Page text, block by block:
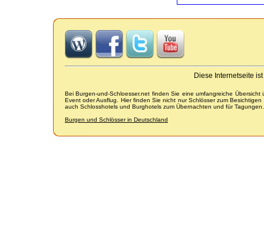
Diese Internetseite
Bei Burgen-und-Schloesser.net finden Sie eine umfangreiche
Event oder Ausflug. Hier finden Sie nicht nur Schlösser zum
auch Schlosshotels und Burghotels zum Übernachten und für Tagungen.
Burgen und Schlösser in Deutschland